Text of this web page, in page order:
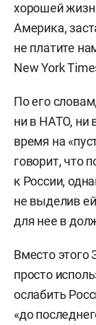
хорошей
Америка,
не платите
New York
По его
ни в НАТО, ни
время на
говорит, что
к России,
не выделив
для нее в
Вместо этого
просто
ослабить
«до